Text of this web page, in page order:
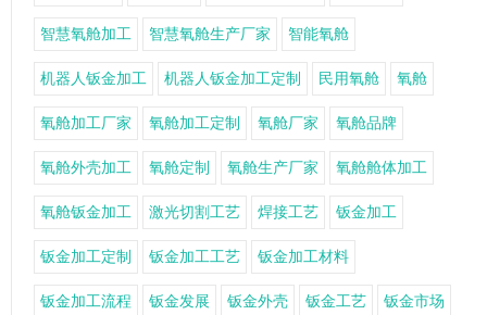
智慧氧舱加工 智慧氧舱生产厂家 智能氧舱
机器人钣金加工 机器人钣金加工定制 民用氧舱 氧舱
氧舱加工厂家 氧舱加工定制 氧舱厂家 氧舱品牌
氧舱外壳加工 氧舱定制 氧舱生产厂家 氧舱舱体加工
氧舱钣金加工 激光切割工艺 焊接工艺 钣金加工
钣金加工定制 钣金加工工艺 钣金加工材料
钣金加工流程 钣金发展 钣金外壳 钣金工艺 钣金市场